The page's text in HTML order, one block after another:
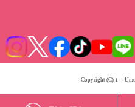
Copyright (C)ｔ－